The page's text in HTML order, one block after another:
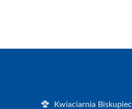
Kwiaciarnia Biskupiec